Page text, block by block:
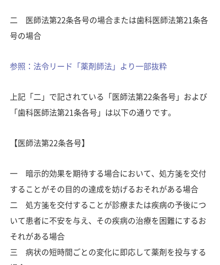
二 医師法第22条各号の場合または歯科医師法第21条各
号の場合
参照：法令リード「薬剤師法」より一部抜粋
上記「二」で記されている「医師法第22条各号」および
「歯科医師法第21条各号」は以下の通りです。
【医師法第22条各号】
一 暗示的効果を期待する場合において、処方箋を交付
することがその目的の達成を妨げるおそれがある場合
二 処方箋を交付することが診療または疾病の予後につ
いて患者に不安を与え、その疾病の治療を困難にするお
それがある場合
三 病状の短時間ごとの変化に即応して薬剤を投与する